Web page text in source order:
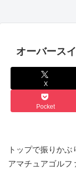
オーバース
X
Pocket
トップで振りか
アマチュアゴルフ